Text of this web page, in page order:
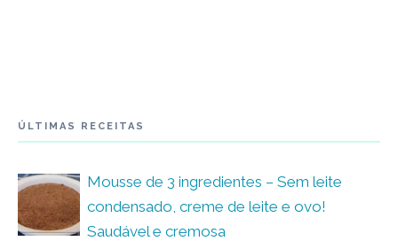
ÚLTIMAS RECEITAS
Mousse de 3 ingredientes – Sem leite
condensado, creme de leite e ovo!
Saudável e cremosa